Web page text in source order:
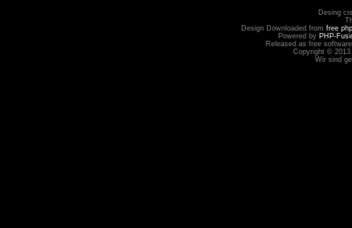
Desing
Design Downloaded from free
Powered by PHP-
Released as free
Copyright ©
Wir sind